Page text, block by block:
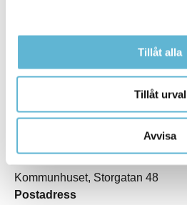
Tillåt alla
Tillåt urval
Avvisa
KONTAKT
Kommunhuset, Storgatan 48
Postadress